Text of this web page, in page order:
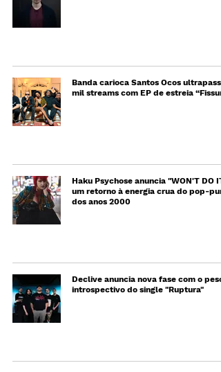
Banda carioca Santos Ocos
mil streams com EP de estreia
Haku Psychose anuncia "WON'T DO
um retorno à energia crua do pop-
dos anos 2000
Declive anuncia nova fase com o peso
introspectivo do single "Ruptura"